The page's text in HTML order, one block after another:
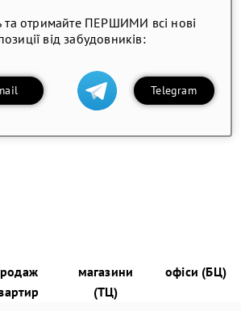
та отримайте ПЕРШИМИ всі нові
від забудовників:
Telegram
магазини
(ТЦ)
офіси (БЦ)